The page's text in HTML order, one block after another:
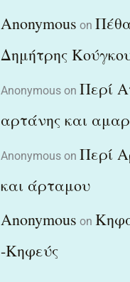
Anonymous on
Δημήτρης
Anonymouson Περί
αρτάνης και
Anonymouson Περί
και άρταμου
Anonymous on
-Κηφεύς